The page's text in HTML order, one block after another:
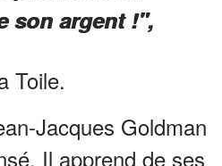
son argent !",
Toile.
Jacques Goldman
Il apprend de ses